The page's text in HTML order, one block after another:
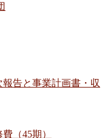
告と事業計画書・収
（45期）